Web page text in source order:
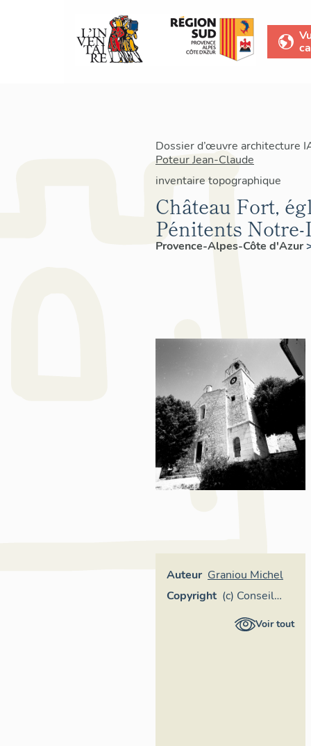
Dossier d’œuvre architecture
Poteur Jean-Claude
inventaire topographique
Château Fort,
Pénitents
Provence-Alpes-Côte d'Azur
Auteur Graniou Michel
Copyright (c) Conseil
général desVoir tout